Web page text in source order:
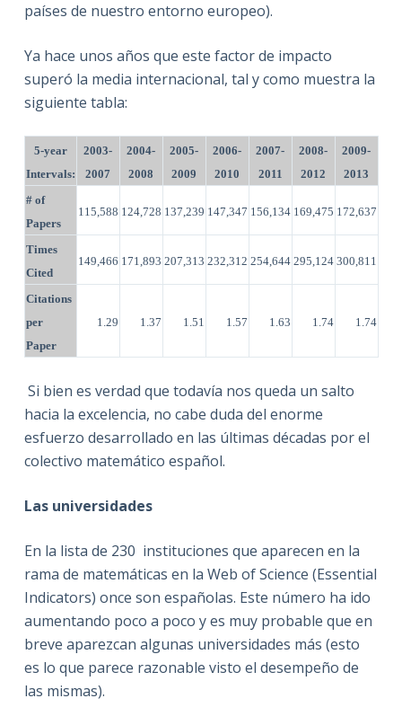
países de nuestro entorno europeo).
Ya hace unos años que este factor de impacto
superó la media internacional, tal y como muestra la
siguiente tabla:
5-year
Intervals:
2003-
2007
2004-
2008
2005-
2009
2006-
2010
2007-
2011
2008-
2012
2009-
2013
# of
Papers
115,588 124,728 137,239 147,347 156,134 169,475 172,637
Times
Cited
149,466 171,893 207,313 232,312 254,644 295,124 300,811
Citations
per
Paper
1.29 1.37 1.51 1.57 1.63 1.74 1.74
Si bien es verdad que todavía nos queda un salto
hacia la excelencia, no cabe duda del enorme
esfuerzo desarrollado en las últimas décadas por el
colectivo matemático español.
Las universidades
En la lista de 230 instituciones que aparecen en la
rama de matemáticas en la Web of Science (Essential
Indicators) once son españolas. Este número ha ido
aumentando poco a poco y es muy probable que en
breve aparezcan algunas universidades más (esto
es lo que parece razonable visto el desempeño de
las mismas).